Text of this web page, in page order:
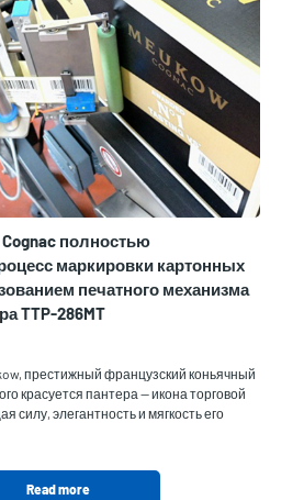
полностью
маркировки картонных
печатного механизма
TTP-286MT
престижный французский коньячный
красуется пантера — икона торговой
силу, элегантность и мягкость его
Read more